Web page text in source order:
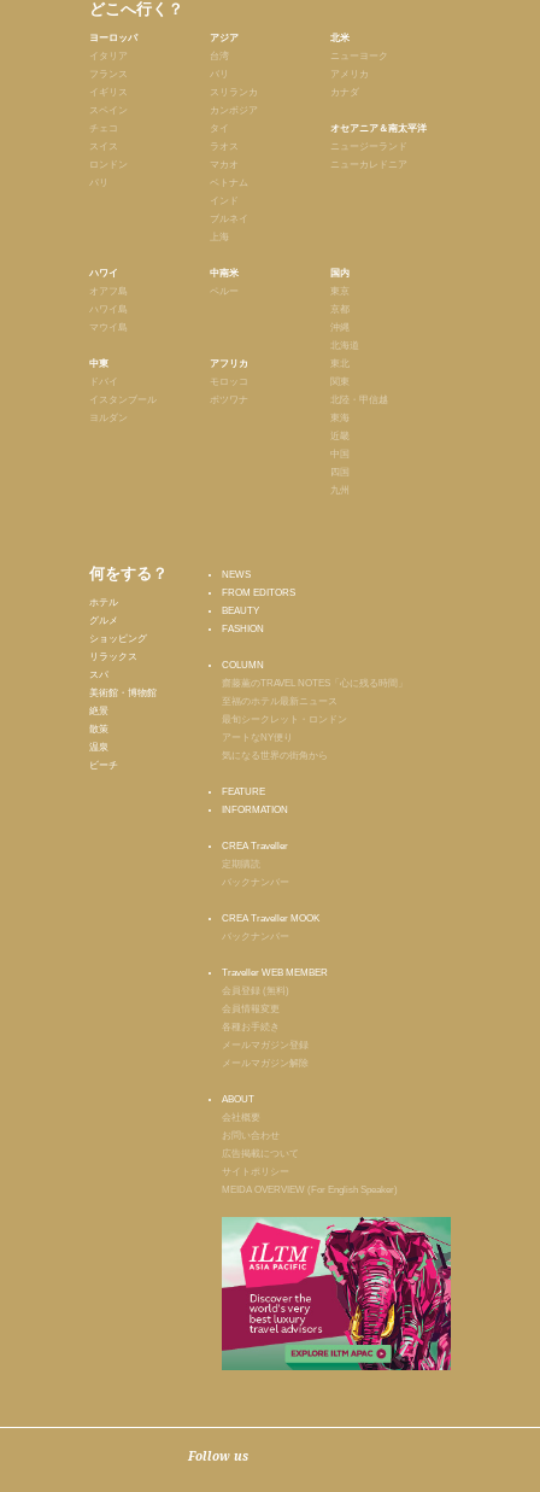
どこへ行く？
ヨーロッパ
イタリア
フランス
イギリス
スペイン
チェコ
スイス
ロンドン
パリ
ハワイ
オアフ島
ハワイ島
マウイ島
中東
ドバイ
イスタンブール
ヨルダン
アジア
台湾
バリ
スリランカ
カンボジア
タイ
ラオス
マカオ
ベトナム
インド
ブルネイ
上海
中南米
ペルー
アフリカ
モロッコ
ボツワナ
北米
ニューヨーク
アメリカ
カナダ
オセアニア＆南太平洋
ニュージーランド
ニューカレドニア
国内
東京
京都
沖縄
北海道
東北
関東
北陸・甲信越
東海
近畿
中国
四国
九州
何をする？
ホテル
グルメ
ショッピング
リラックス
スパ
美術館・博物館
絶景
散策
温泉
ビーチ
NEWS
FROM EDITORS
BEAUTY
FASHION
COLUMN
齋藤薫のTRAVEL NOTES「心に残る時間」
至福のホテル最新ニュース
最旬シークレット・ロンドン
アートなNY便り
気になる世界の街角から
FEATURE
INFORMATION
CREA Traveller
定期購読
バックナンバー
CREA Traveller MOOK
バックナンバー
Traveller WEB MEMBER
会員登録 (無料)
会員情報変更
各種お手続き
メールマガジン登録
メールマガジン解除
ABOUT
会社概要
お問い合わせ
広告掲載について
サイトポリシー
MEIDA OVERVIEW (For English Speaker)
Follow us